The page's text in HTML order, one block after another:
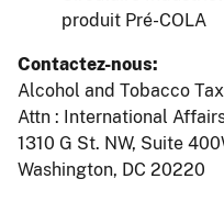
produit Pré-COLA
Contactez-nous:
Alcohol and Tobacco
Attn : International
1310 G St. NW, Suite
Washington, DC 20220